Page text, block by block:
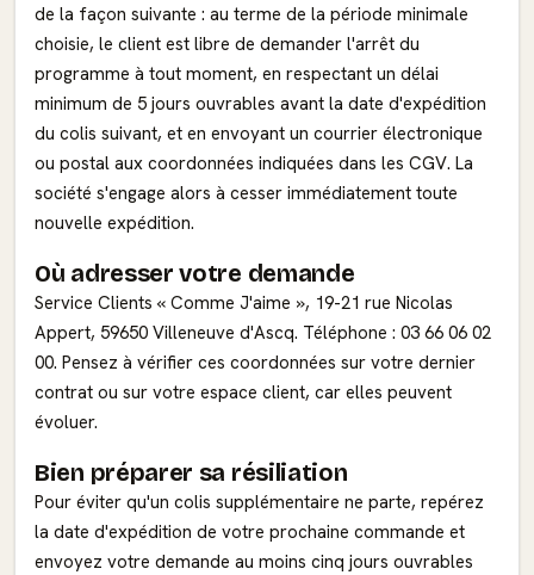
de la façon suivante : au terme de la période minimale
choisie, le client est libre de demander l'arrêt du
programme à tout moment, en respectant un délai
minimum de 5 jours ouvrables avant la date d'expédition
du colis suivant, et en envoyant un courrier électronique
ou postal aux coordonnées indiquées dans les CGV. La
société s'engage alors à cesser immédiatement toute
nouvelle expédition.
Où adresser votre demande
Service Clients « Comme J'aime », 19-21 rue Nicolas
Appert, 59650 Villeneuve d'Ascq. Téléphone : 03 66 06 02
00. Pensez à vérifier ces coordonnées sur votre dernier
contrat ou sur votre espace client, car elles peuvent
évoluer.
Bien préparer sa résiliation
Pour éviter qu'un colis supplémentaire ne parte, repérez
la date d'expédition de votre prochaine commande et
envoyez votre demande au moins cinq jours ouvrables